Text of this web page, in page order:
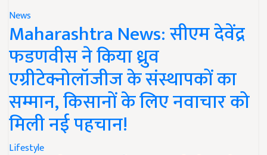
News
Maharashtra News: सीएम देवेंद्र
फडणवीस ने किया ध्रुव
एग्रीटेक्नोलॉजीज के संस्थापकों का
सम्मान, किसानों के लिए नवाचार को
मिली नई पहचान!
Lifestyle